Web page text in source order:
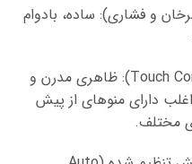
و فشاری): ساده، بادوام
کنترل دیجیتال لمسی (Touch Control): ظاهری مدرن و
دارای منوهای از پیش
مختلف.